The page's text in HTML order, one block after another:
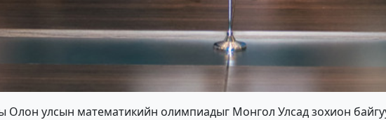
улсын математикийн олимпиадыг Монгол Улсад зохион